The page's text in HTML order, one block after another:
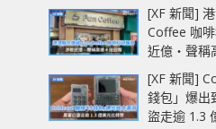
[XF 新聞]
Coffee 咖
近億‧聲稱
[XF 新聞]
錢包」爆
盜走逾 1.3